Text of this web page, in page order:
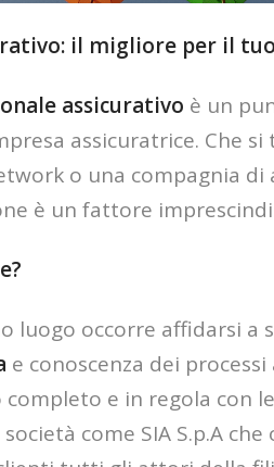
il migliore per il tuo
assicurativo è un
assicuratrice. Che
o una compagnia di
è un fattore
luogo occorre affidarsi a
e conoscenza dei
e in regola con
come SIA S.p.A